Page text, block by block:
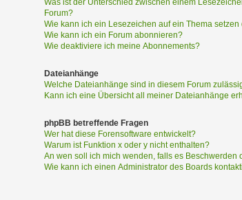
Was ist der Unterschied zwischen einem
Forum?
Wie kann ich ein Lesezeichen auf ein Thema
Wie kann ich ein Forum abonnieren?
Wie deaktiviere ich meine Abonnements?
Dateianhänge
Welche Dateianhänge sind in diesem Forum
Kann ich eine Übersicht all meiner Dateianhänge
phpBB betreffende Fragen
Wer hat diese Forensoftware entwickelt?
Warum ist Funktion x oder y nicht enthalten?
An wen soll ich mich wenden, falls es
Wie kann ich einen Administrator des Boards